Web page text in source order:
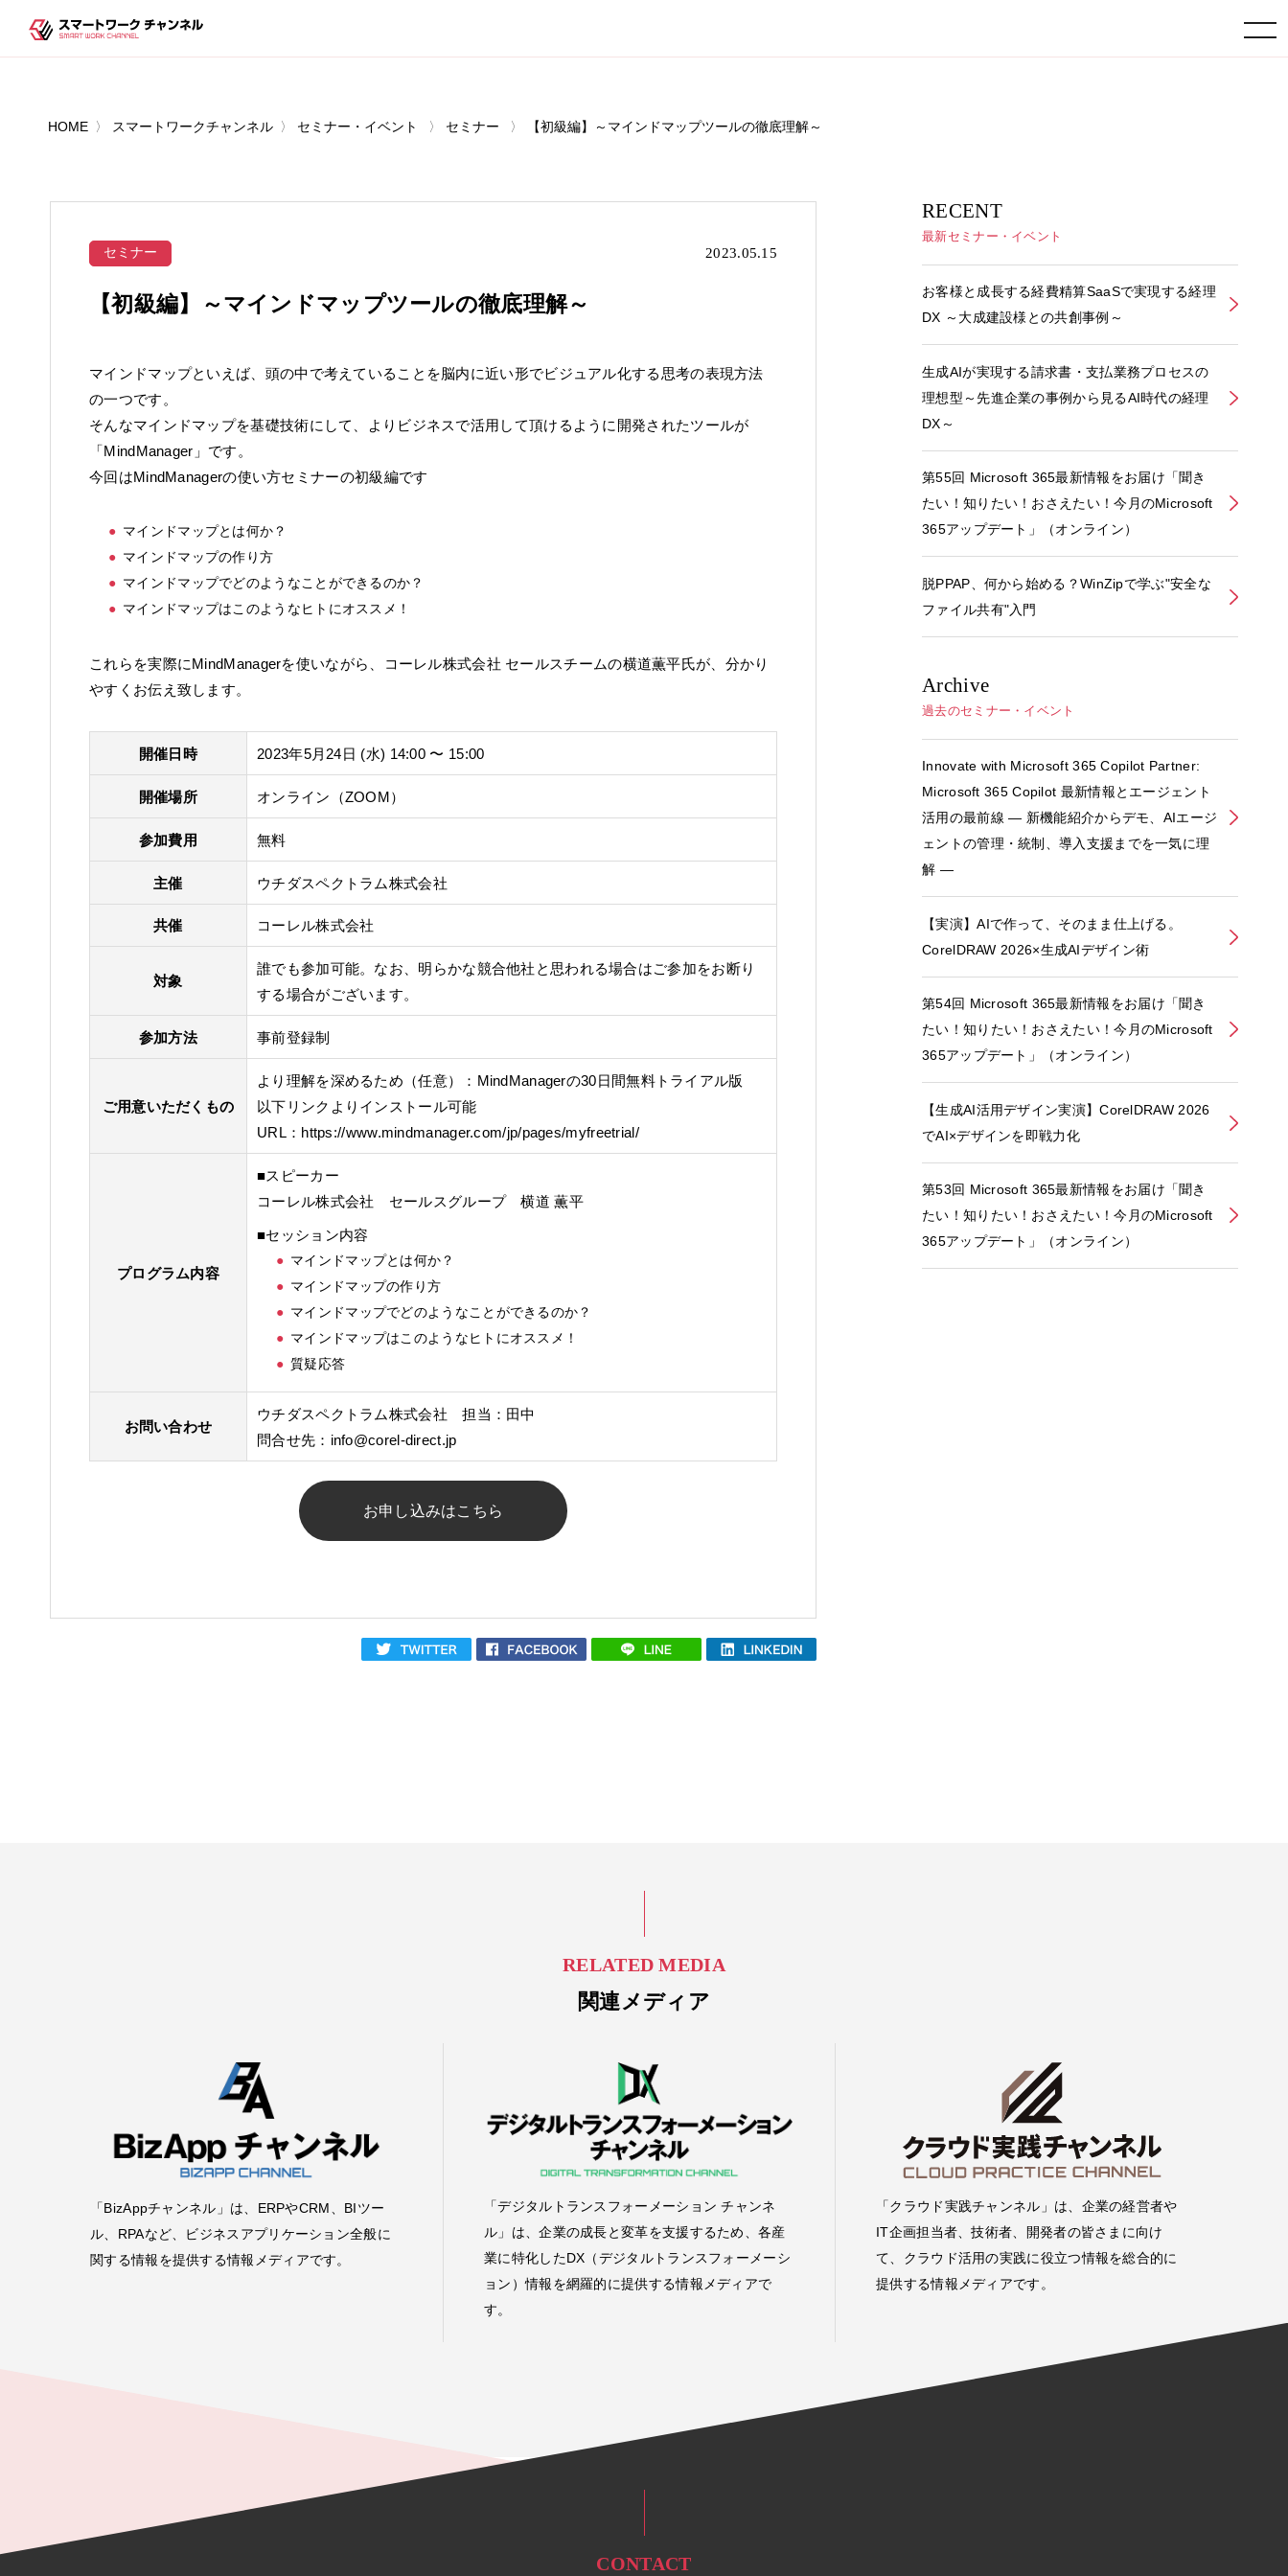
toggle navigation
HOME スマートワークチャンネル セミナー・イベント セミナー 【初級編】～マインドマップツールの徹底理解～
セミナー 2023.05.15
【初級編】～マインドマップツールの徹底理解～
マインドマップといえば、頭の中で考えていることを脳内に近い形でビジュアル化する思考の表現方法
の一つです。
そんなマインドマップを基礎技術にして、よりビジネスで活用して頂けるように開発されたツールが
「MindManager」です。
今回はMindManagerの使い方セミナーの初級編です
マインドマップとは何か？
マインドマップの作り方
マインドマップでどのようなことができるのか？
マインドマップはこのようなヒトにオススメ！
これらを実際にMindManagerを使いながら、コーレル株式会社 セールスチームの横道薫平氏が、分かり
やすくお伝え致します。
開催日時 2023年5月24日 (水) 14:00 〜 15:00
開催場所 オンライン（ZOOM）
参加費用 無料
主催 ウチダスペクトラム株式会社
共催 コーレル株式会社
対象
誰でも参加可能。なお、明らかな競合他社と思われる場合はご参加をお断り
する場合がございます。
参加方法 事前登録制
ご用意いただくもの
より理解を深めるため（任意）：MindManagerの30日間無料トライアル版
以下リンクよりインストール可能
URL： https://www.mindmanager.com/jp/pages/myfreetrial/
プログラム内容
■スピーカー
コーレル株式会社 セールスグループ 横道 薫平
■セッション内容
マインドマップとは何か？
マインドマップの作り方
マインドマップでどのようなことができるのか？
マインドマップはこのようなヒトにオススメ！
質疑応答
お問い合わせ
ウチダスペクトラム株式会社 担当：田中
問合せ先： info@corel-direct.jp
お申し込みはこちら
RECENT
最新セミナー・イベント
お客様と成長する経費精算SaaSで実現する経理
DX ～大成建設様との共創事例～
生成AIが実現する請求書・支払業務プロセスの
理想型～先進企業の事例から見るAI時代の経理
DX～
第55回 Microsoft 365最新情報をお届け「聞き
たい！知りたい！おさえたい！今月のMicrosoft
365アップデート」（オンライン）
脱PPAP、何から始める？WinZipで学ぶ"安全な
ファイル共有"入門
Archive
過去のセミナー・イベント
Innovate with Microsoft 365 Copilot Partner:
Microsoft 365 Copilot 最新情報とエージェント
活用の最前線 ― 新機能紹介からデモ、AIエージ
ェントの管理・統制、導入支援までを一気に理
解 ―
【実演】AIで作って、そのまま仕上げる。
CorelDRAW 2026×生成AIデザイン術
第54回 Microsoft 365最新情報をお届け「聞き
たい！知りたい！おさえたい！今月のMicrosoft
365アップデート」（オンライン）
【生成AI活用デザイン実演】CorelDRAW 2026
でAI×デザインを即戦力化
第53回 Microsoft 365最新情報をお届け「聞き
たい！知りたい！おさえたい！今月のMicrosoft
365アップデート」（オンライン）
RELATED MEDIA
関連メディア
「BizAppチャンネル」は、ERPやCRM、BIツー
ル、RPAなど、ビジネスアプリケーション全般に
関する情報を提供する情報メディアです。
「デジタルトランスフォーメーション チャンネ
ル」は、企業の成長と変革を支援するため、各産
業に特化したDX（デジタルトランスフォーメーシ
ョン）情報を網羅的に提供する情報メディアで
す。
「クラウド実践チャンネル」は、企業の経営者や
IT企画担当者、技術者、開発者の皆さまに向け
て、クラウド活用の実践に役立つ情報を総合的に
提供する情報メディアです。
CONTACT